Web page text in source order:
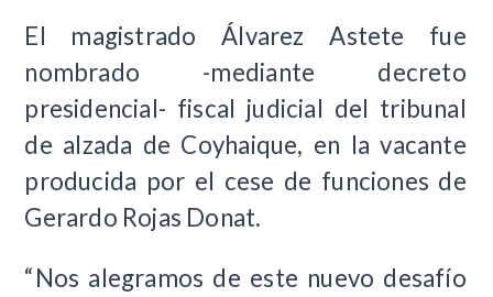
El magistrado Álvarez Astete fue
nombrado -mediante decreto
presidencial- fiscal judicial del tribunal
de alzada de Coyhaique, en la vacante
producida por el cese de funciones de
Gerardo Rojas Donat.
“Nos alegramos de este nuevo desafío